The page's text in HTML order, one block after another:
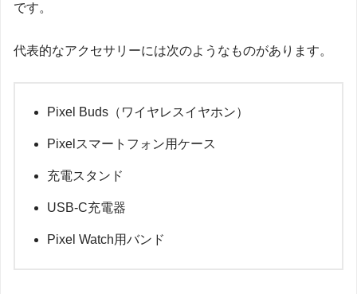
です。
代表的なアクセサリーには次のようなものがあります。
Pixel Buds（ワイヤレスイヤホン）
Pixelスマートフォン用ケース
充電スタンド
USB-C充電器
Pixel Watch用バンド